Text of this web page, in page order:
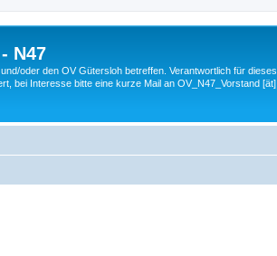
N47
oder den OV Gütersloh betreffen. Verantwortlich für dieses
bei Interesse bitte eine kurze Mail an OV_N47_Vorstand [ät]